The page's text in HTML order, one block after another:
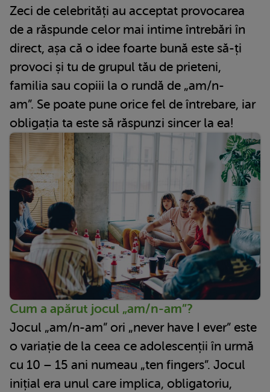
Zeci de celebrități au acceptat provocarea
de a răspunde celor mai intime întrebări în
direct, așa că o idee foarte bună este să-ți
provoci și tu de grupul tău de prieteni,
familia sau copiii la o rundă de „am/n-
am”. Se poate pune orice fel de întrebare, iar
obligația ta este să răspunzi sincer la ea!
Cum a apărut jocul „am/n-am”?
Jocul „am/n-am” ori „never have I ever” este
o variație de la ceea ce adolescenții în urmă
cu 10 – 15 ani numeau „ten fingers”. Jocul
inițial era unul care implica, obligatoriu,